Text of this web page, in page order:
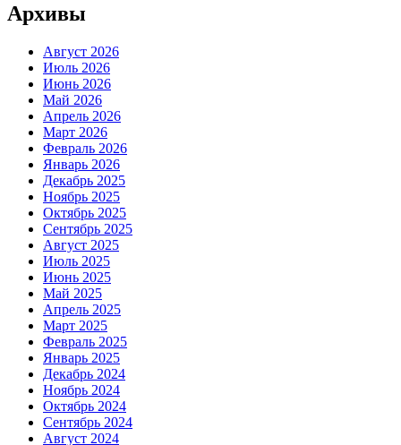
Архивы
Август 2026
Июль 2026
Июнь 2026
Май 2026
Апрель 2026
Март 2026
Февраль 2026
Январь 2026
Декабрь 2025
Ноябрь 2025
Октябрь 2025
Сентябрь 2025
Август 2025
Июль 2025
Июнь 2025
Май 2025
Апрель 2025
Март 2025
Февраль 2025
Январь 2025
Декабрь 2024
Ноябрь 2024
Октябрь 2024
Сентябрь 2024
Август 2024